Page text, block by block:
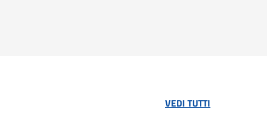
VEDI TUTTI